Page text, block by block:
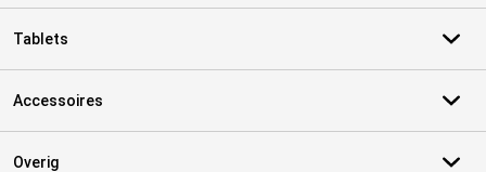
Tablets
Accessoires
Overig